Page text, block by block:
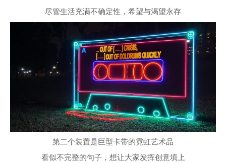
尽管生活充满不确定性，希望与渴望永存
第二个装置是巨型卡带的霓虹艺术品
看似不完整的句子，想让大家发挥创意填上